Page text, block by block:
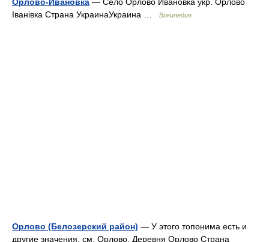
Іванівка Страна УкраинаУкраина …
Википедия
Орлово (Белозерский район) — У этого топонима есть и
другие значения, см. Орлово. Деревня Орлово Страна